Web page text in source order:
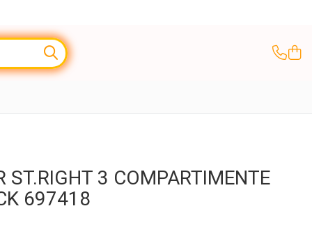
ST.RIGHT 3 COMPARTIMENTE
697418